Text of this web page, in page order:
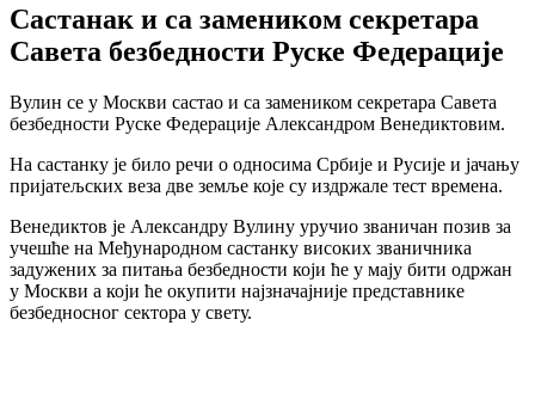
Састанак и са замеником секретара
Савета безбедности Руске Федерације
Вулин се у Москви састао и са замеником секретара Савета
безбедности Руске Федерације Александром Венедиктовим.
На састанку је било речи о односима Србије и Русије и јачању
пријатељских веза две земље које су издржале тест времена.
Венедиктов је Александру Вулину уручио званичан позив за
учешће на Међународном састанку високих званичника
задужених за питања безбедности који ће у мају бити одржан
у Москви а који ће окупити најзначајније представнике
безбедносног сектора у свету.